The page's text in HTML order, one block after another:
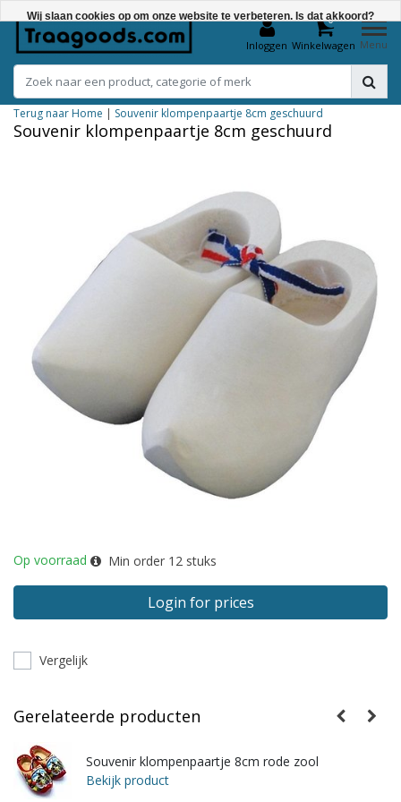
Inloggen
0
Winkelwagen Menu
Terug naar Home | Souvenir klompenpaartje 8cm geschuurd
Souvenir klompenpaartje 8cm geschuurd
Op voorraad Min order 12 stuks
Login for prices
Vergelijk
Gerelateerde producten
Souvenir klompenpaartje 8cm rode zool
Bekijk product
Wij slaan cookies op om onze website te verbeteren. Is dat akkoord?
Nee
Meer over cookies »